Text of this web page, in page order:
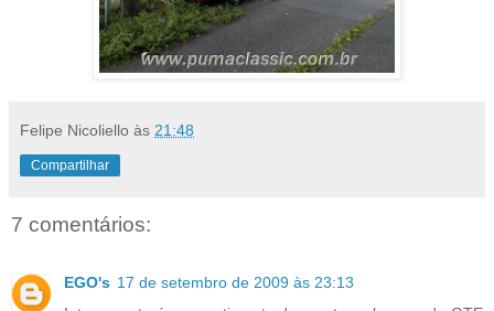
Felipe Nicoliello às 21:48
Compartilhar
7 comentários:
EGO's 17 de setembro de 2009 às 23:13